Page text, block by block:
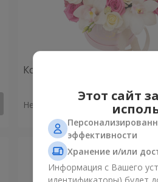
Композиция "Квитка Цисык"
Нет в наличии
Этот сайт
эффективности
Хранение и/или
Информация с Вашего